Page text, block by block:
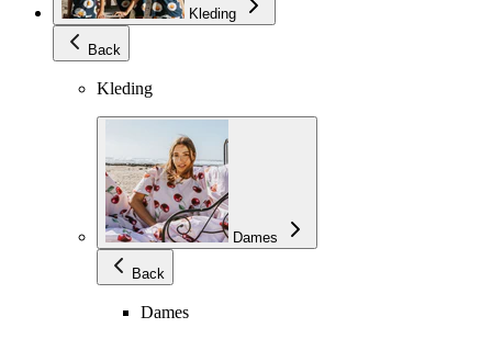
Kleding
Back
Kleding
Dames
Back
Dames